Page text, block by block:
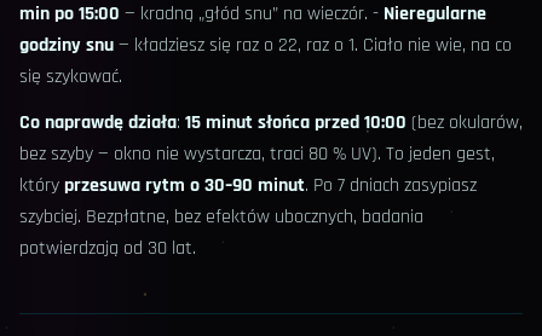
min po 15:00 — kradną „głód snu” na wieczór. - Nieregularne
godziny snu— kładziesz się raz o 22, raz o 1. Ciało nie wie, na co
się szykować.
Co naprawdę działa: 15 minut słońca przed 10:00 (bez okularów,
bez szyby — okno nie wystarcza, traci 80 % UV). To jeden gest,
któryprzesuwa rytm o 30–90 minut. Po 7 dniach zasypiasz
szybciej. Bezpłatne, bez efektów ubocznych, badania
potwierdzają od 30 lat.